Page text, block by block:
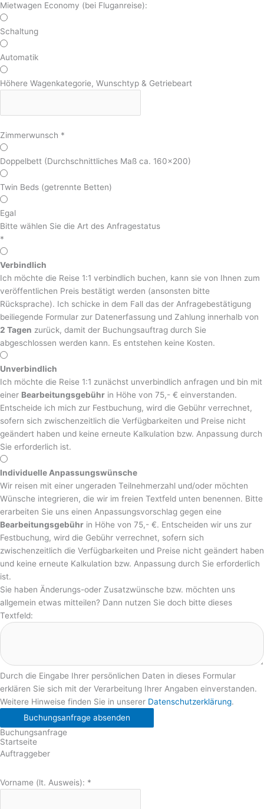
Mietwagen Economy (bei Fluganreise):
Schaltung
Automatik
Höhere Wagenkategorie, Wunschtyp & Getriebeart
Zimmerwunsch *
Doppelbett (Durchschnittliches Maß ca. 160x200)
Twin Beds (getrennte Betten)
Egal
Bitte wählen Sie die Art des Anfragestatus
*
Verbindlich
Ich möchte die Reise 1:1 verbindlich buchen, kann sie von Ihnen zum
veröffentlichen Preis bestätigt werden (ansonsten bitte
Rücksprache). Ich schicke in dem Fall das der Anfragebestätigung
beiliegende Formular zur Datenerfassung und Zahlung innerhalb von
2 Tagen zurück, damit der Buchungsauftrag durch Sie
abgeschlossen werden kann. Es entstehen keine Kosten.
Unverbindlich
Ich möchte die Reise 1:1 zunächst unverbindlich anfragen und bin mit
einer Bearbeitungsgebühr in Höhe von 75,- € einverstanden.
Entscheide ich mich zur Festbuchung, wird die Gebühr verrechnet,
sofern sich zwischenzeitlich die Verfügbarkeiten und Preise nicht
geändert haben und keine erneute Kalkulation bzw. Anpassung durch
Sie erforderlich ist.
Individuelle Anpassungswünsche
Wir reisen mit einer ungeraden Teilnehmerzahl und/oder möchten
Wünsche integrieren, die wir im freien Textfeld unten benennen. Bitte
erarbeiten Sie uns einen Anpassungsvorschlag gegen eine
Bearbeitungsgebühr in Höhe von 75,- €. Entscheiden wir uns zur
Festbuchung, wird die Gebühr verrechnet, sofern sich
zwischenzeitlich die Verfügbarkeiten und Preise nicht geändert haben
und keine erneute Kalkulation bzw. Anpassung durch Sie erforderlich
ist.
Sie haben Änderungs-oder Zusatzwünsche bzw. möchten uns
allgemein etwas mitteilen? Dann nutzen Sie doch bitte dieses
Textfeld:
Durch die Eingabe Ihrer persönlichen Daten in dieses Formular
erklären Sie sich mit der Verarbeitung Ihrer Angaben einverstanden.
Weitere Hinweise finden Sie in unserer Datenschutzerklärung.
Buchungsanfrage absenden
Buchungsanfrage
Startseite
Auftraggeber
Vorname (lt. Ausweis): *